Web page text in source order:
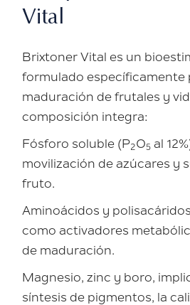
Vital
Brixtoner Vital es un
formulado específicamente
maduración de frutales y
composición integra:
Fósforo soluble (P2O5 al
movilización de azúcares y
fruto.
Aminoácidos y
como activadores
de maduración.
Magnesio, zinc y boro,
síntesis de pigmentos, la